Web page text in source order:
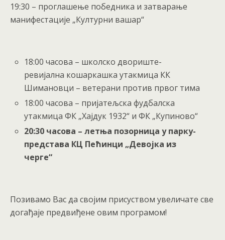
19:30 – проглашење победника и затварање
манифестације „Културни вашар“
18:00 часова – школско двориште-
ревијална кошаркашка утакмица КК
Шимановци – ветерани против првог тима
18:00 часова – пријатељска фудбалска
утакмица ФК „Хајдук 1932“ и ФК „Купиново“
20:30 часова – летња позорница у парку-
представа КЦ Пећинци „Девојка из
черге“
Позивамо Вас да својим присуством увеличате све
догађаје предвиђене овим програмом!